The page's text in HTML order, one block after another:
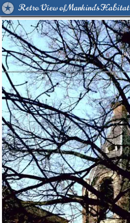
Retro View of Mankind's Habitat